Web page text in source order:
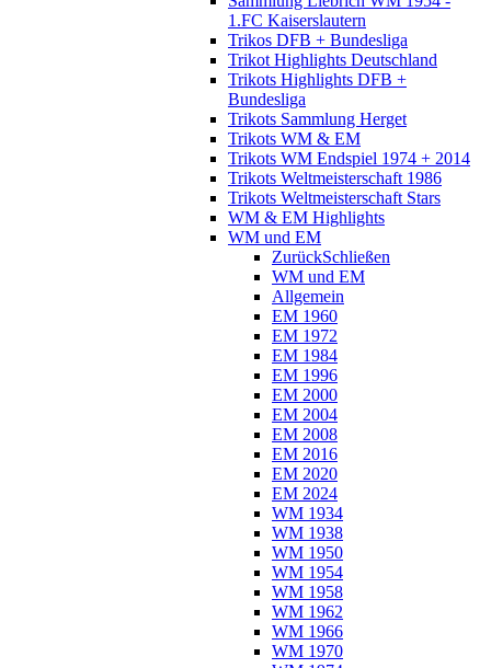
1.FC Kaiserslautern
Trikos DFB + Bundesliga
Trikot Highlights Deutschland
Trikots Highlights DFB +
Bundesliga
Trikots Sammlung Herget
Trikots WM & EM
Trikots WM Endspiel 1974 + 2014
Trikots Weltmeisterschaft 1986
Trikots Weltmeisterschaft Stars
WM & EM Highlights
WM und EM
ZurückSchließen
WM und EM
Allgemein
EM 1960
EM 1972
EM 1984
EM 1996
EM 2000
EM 2004
EM 2008
EM 2016
EM 2020
EM 2024
WM 1934
WM 1938
WM 1950
WM 1954
WM 1958
WM 1962
WM 1966
WM 1970